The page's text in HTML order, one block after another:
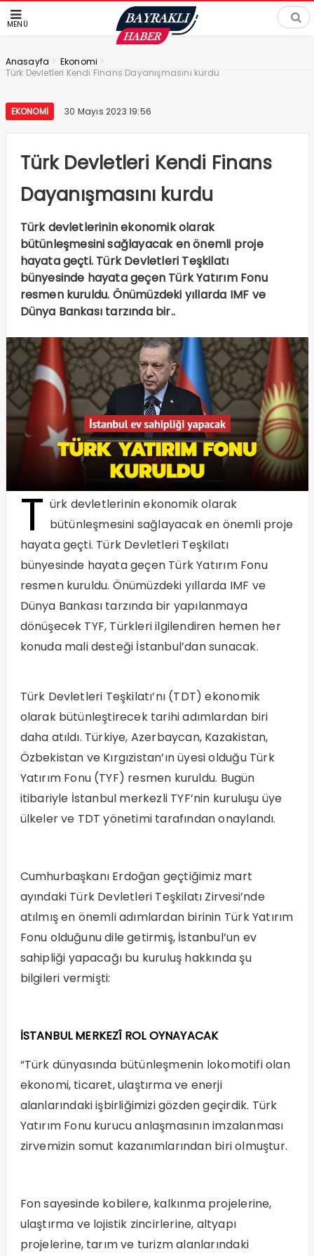
MENÜ
Anasayfa > Ekonomi >
Türk Devletleri Kendi Finans Dayanışmasını kurdu
EKONOMI 30 Mayıs 2023 19:56
Türk Devletleri Kendi Finans
Dayanışmasını kurdu
Türk devletlerinin ekonomik olarak
bütünleşmesini sağlayacak en önemli proje
hayata geçti. Türk Devletleri Teşkilatı
bünyesinde hayata geçen Türk Yatırım Fonu
resmen kuruldu. Önümüzdeki yıllarda IMF ve
Dünya Bankası tarzında bir..
T ürk devletlerinin ekonomik olarak
bütünleşmesini sağlayacak en önemli proje
hayata geçti. Türk Devletleri Teşkilatı
bünyesinde hayata geçen Türk Yatırım Fonu
resmen kuruldu. Önümüzdeki yıllarda IMF ve
Dünya Bankası tarzında bir yapılanmaya
dönüşecek TYF, Türkleri ilgilendiren hemen her
konuda mali desteği İstanbul’dan sunacak.
Türk Devletleri Teşkilatı’nı (TDT) ekonomik
olarak bütünleştirecek tarihi adımlardan biri
daha atıldı. Türkiye, Azerbaycan, Kazakistan,
Özbekistan ve Kırgızistan’ın üyesi olduğu Türk
Yatırım Fonu (TYF) resmen kuruldu. Bugün
itibariyle İstanbul merkezli TYF’nin kuruluşu üye
ülkeler ve TDT yönetimi tarafından onaylandı.
Cumhurbaşkanı Erdoğan geçtiğimiz mart
ayındaki Türk Devletleri Teşkilatı Zirvesi’nde
atılmış en önemli adımlardan birinin Türk Yatırım
Fonu olduğunu dile getirmiş, İstanbul’un ev
sahipliği yapacağı bu kuruluş hakkında şu
bilgileri vermişti:
İSTANBUL MERKEZÎ ROL OYNAYACAK
“Türk dünyasında bütünleşmenin lokomotifi olan
ekonomi, ticaret, ulaştırma ve enerji
alanlarındaki işbirliğimizi gözden geçirdik. Türk
Yatırım Fonu kurucu anlaşmasının imzalanması
zirvemizin somut kazanımlarından biri olmuştur.
Fon sayesinde kobilere, kalkınma projelerine,
ulaştırma ve lojistik zincirlerine, altyapı
projelerine, tarım ve turizm alanlarındaki